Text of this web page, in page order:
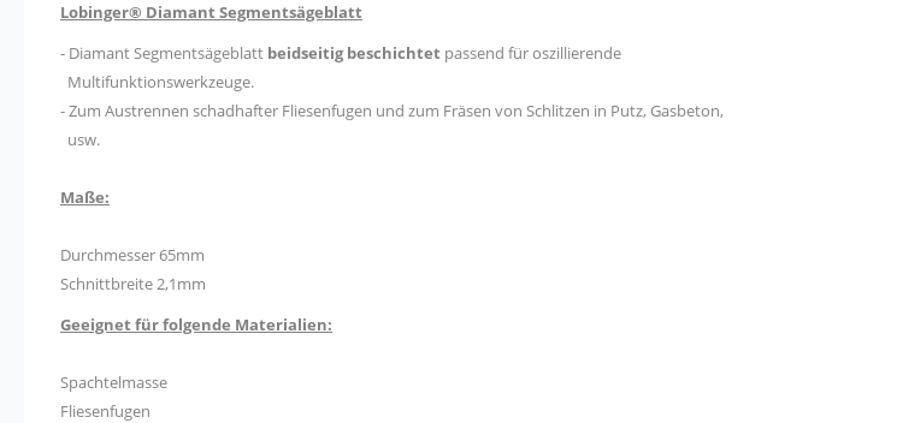
Lobinger® Diamant Segmentsägeblatt
- Diamant Segmentsägeblatt beidseitig beschichtet passend für oszillierende
Multifunktionswerkzeuge.
- Zum Austrennen schadhafter Fliesenfugen und zum Fräsen von Schlitzen in Putz, Gasbeton,
usw.
Maße:
Durchmesser 65mm
Schnittbreite 2,1mm
Geeignet für folgende Materialien:
Spachtelmasse
Fliesenfugen